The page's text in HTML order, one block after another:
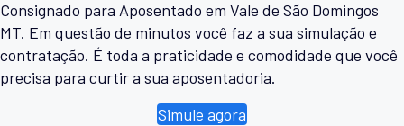
Consignado para Aposentado em Vale de São Domingos
MT. Em questão de minutos você faz a sua simulação e
contratação. É toda a praticidade e comodidade que você
precisa para curtir a sua aposentadoria.
Simule agora